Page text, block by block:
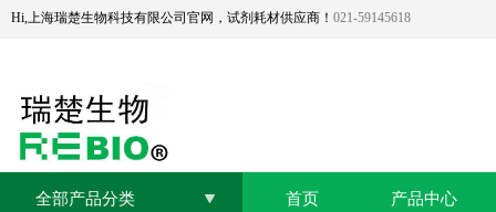
Hi,上海瑞楚生物科技有限公司官网，试剂耗材供应商！ 021-59145618
全部产品分类 首页 产品中心